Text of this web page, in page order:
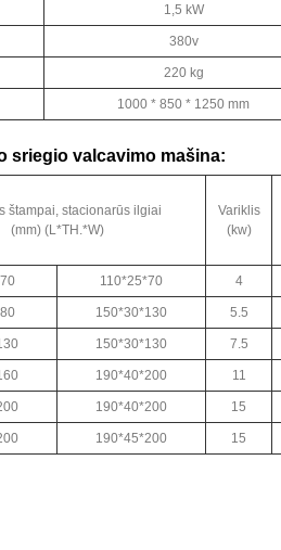
1,5 kW
380v
220 kg
1000 * 850 * 1250 mm
sriegio valcavimo mašina:
štampai, stacionarūs ilgiai
(mm) (L*TH.*W)
Variklis
(kw)
110*25*70 4
150*30*130 5.5
150*30*130 7.5
190*40*200 11
190*40*200 15
190*45*200 15